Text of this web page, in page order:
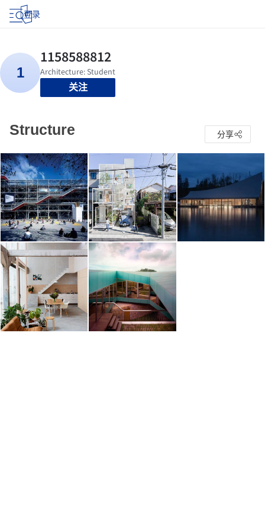
登录
关注
Structure 分享